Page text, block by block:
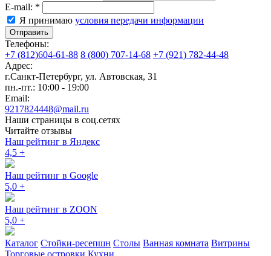
E-mail: *
Я принимаю условия передачи информации
Отправить
Телефоны:
+7 (812)604-61-88 8 (800) 707-14-68 +7 (921) 782-44-48
Адрес:
г.Санкт-Петербург, ул. Автовская, 31
пн.-пт.: 10:00 - 19:00
Email:
9217824448@mail.ru
Наши страницы в соц.сетях
Читайте отзывы
Наш рейтинг в Яндекс
4,5 +
Наш рейтинг в Google
5,0 +
Наш рейтинг в ZOON
5,0 +
Каталог Стойки-ресепшн Столы Ванная комната Витрины
Торговые островки Кухни